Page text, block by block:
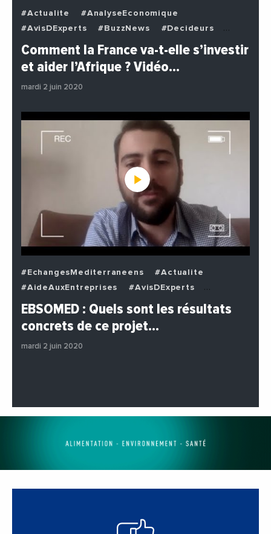
#Actualite
#AnalyseEconomique
#AvisDExperts
#BuzzNews
#Decideurs
#EchangesMediterraneens
#Economie
#Politique
Comment la France va-t-elle s’investir
et aider l’Afrique ? Vidéo…
mardi 2 juin 2020
#EchangesMediterraneens
#Actualite
#AideAuxEntreprises
#AvisDExperts
#BuzzNews
#Decideurs
#Entreprises
#Institutions
EBSOMED : Quels sont les résultats
concrets de ce projet…
mardi 2 juin 2020